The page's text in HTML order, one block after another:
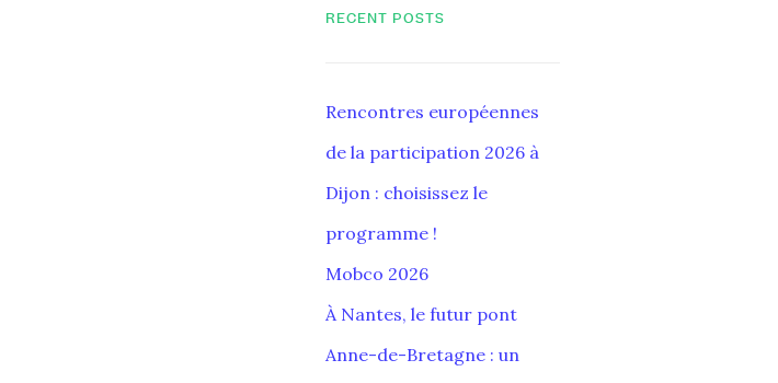
RECENT POSTS
Rencontres européennes
de la participation 2026 à
Dijon : choisissez le
programme !
Mobco 2026
À Nantes, le futur pont
Anne-de-Bretagne : un